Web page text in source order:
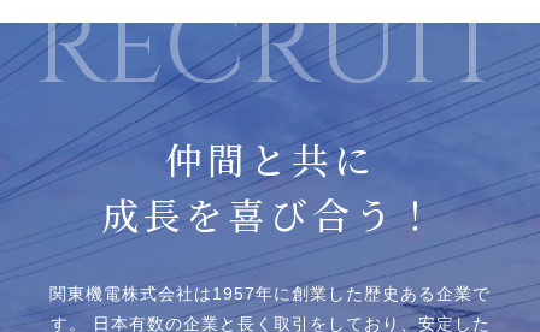
仲間と共に
成長を喜び合う！
関東機電株式会社は1957年に創業した歴史ある企業で
す。
日本有数の企業と⻑く取引をしており、安定した